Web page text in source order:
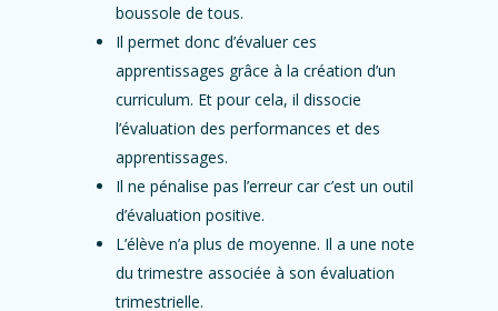
boussole de tous.
Il permet donc d’évaluer ces
apprentissages grâce à la création d’un
curriculum. Et pour cela, il dissocie
l’évaluation des performances et des
apprentissages.
Il ne pénalise pas l’erreur car c’est un outil
d’évaluation positive.
L’élève n’a plus de moyenne. Il a une note
du trimestre associée à son évaluation
trimestrielle.